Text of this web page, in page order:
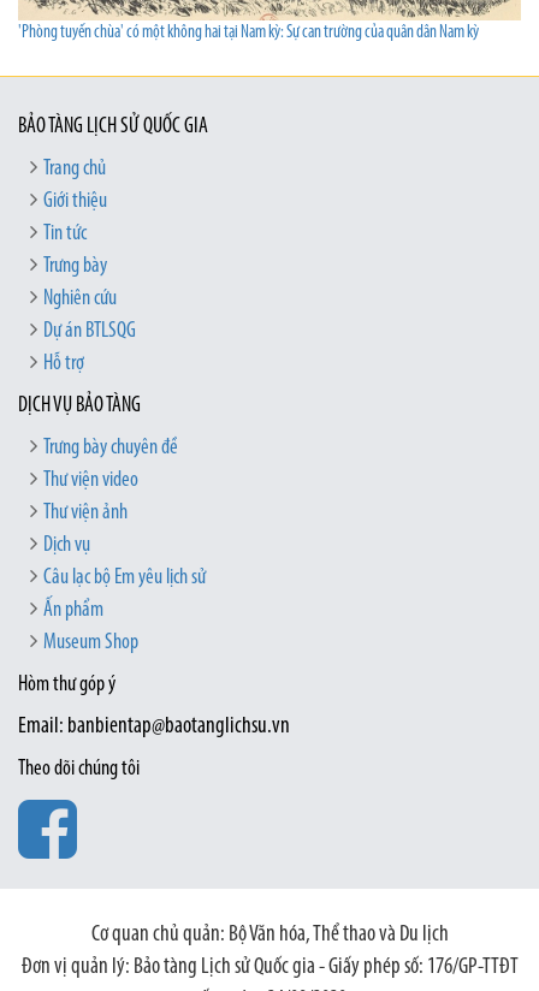
'Phòng tuyến chùa' có một không hai tại Nam kỳ: Sự can trường của quân dân Nam kỳ
BẢO TÀNG LỊCH SỬ QUỐC GIA
Trang chủ
Giới thiệu
Tin tức
Trưng bày
Nghiên cứu
Dự án BTLSQG
Hỗ trợ
DỊCH VỤ BẢO TÀNG
Trưng bày chuyên đề
Thư viện video
Thư viện ảnh
Dịch vụ
Câu lạc bộ Em yêu lịch sử
Ấn phẩm
Museum Shop
Hòm thư góp ý
Email: banbientap@baotanglichsu.vn
Theo dõi chúng tôi
Cơ quan chủ quản: Bộ Văn hóa, Thể thao và Du lịch
Đơn vị quản lý: Bảo tàng Lịch sử Quốc gia - Giấy phép số: 176/GP-TTĐT